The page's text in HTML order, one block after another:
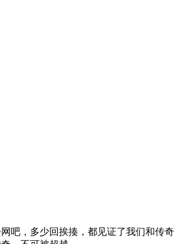
吧，多少回挨揍，都见证了我们和传奇